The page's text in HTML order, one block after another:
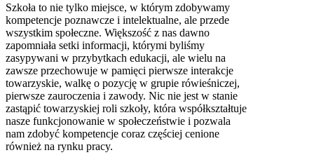
Szkoła to nie tylko miejsce, w którym zdobywamy
kompetencje poznawcze i intelektualne, ale przede
wszystkim społeczne. Większość z nas dawno
zapomniała setki informacji, którymi byliśmy
zasypywani w przybytkach edukacji, ale wielu na
zawsze przechowuje w pamięci pierwsze interakcje
towarzyskie, walkę o pozycję w grupie rówieśniczej,
pierwsze zauroczenia i zawody. Nic nie jest w stanie
zastąpić towarzyskiej roli szkoły, która współkształtuje
nasze funkcjonowanie w społeczeństwie i pozwala
nam zdobyć kompetencje coraz częściej cenione
również na rynku pracy.